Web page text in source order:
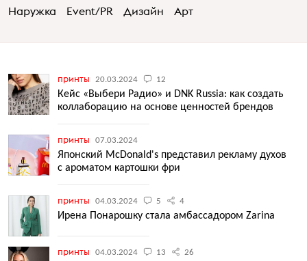
Наружка
Event/PR Дизайн Арт
принты 20.03.2024 12
Кейс «Выбери Радио» и DNK Russia: как создать
коллаборацию на основе ценностей брендов
принты 07.03.2024
Японский McDonald's представил рекламу духов
с ароматом картошки фри
принты 04.03.2024 5 4
Ирена Понарошку стала амбассадором Zarina
принты 04.03.2024 13 26